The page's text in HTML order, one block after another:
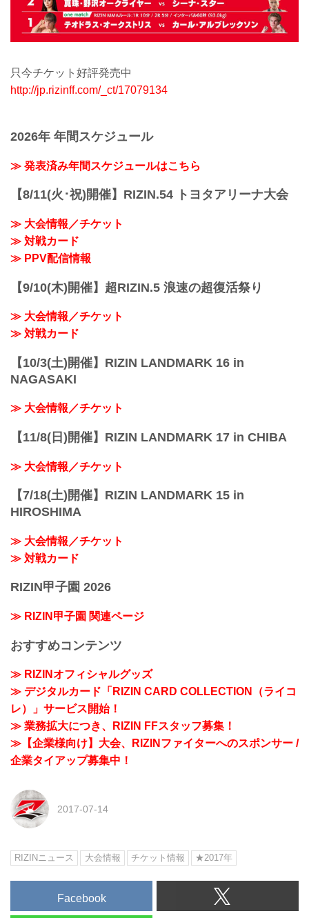
只今チケット好評発売中
http://jp.rizinff.com/_ct/17079134
2026年 年間スケジュール
≫ 発表済み年間スケジュールはこちら
【8/11(火･祝)開催】RIZIN.54 トヨタアリーナ大会
≫ 大会情報／チケット
≫ 対戦カード
≫ PPV配信情報
【9/10(木)開催】超RIZIN.5 浪速の超復活祭り
≫ 大会情報／チケット
≫ 対戦カード
【10/3(土)開催】RIZIN LANDMARK 16 in
NAGASAKI
≫ 大会情報／チケット
【11/8(日)開催】RIZIN LANDMARK 17 in CHIBA
≫ 大会情報／チケット
【7/18(土)開催】RIZIN LANDMARK 15 in
HIROSHIMA
≫ 大会情報／チケット
≫ 対戦カード
RIZIN甲子園 2026
≫ RIZIN甲子園 関連ページ
おすすめコンテンツ
≫ RIZINオフィシャルグッズ
≫ デジタルカード「RIZIN CARD COLLECTION（ライコ
レ）」サービス開始！
≫ 業務拡大につき、RIZIN FFスタッフ募集！
≫【企業様向け】大会、RIZINファイターへのスポンサー /
企業タイアップ募集中！
2017-07-14
RIZINニュース 大会情報 チケット情報 ★2017年
Facebook